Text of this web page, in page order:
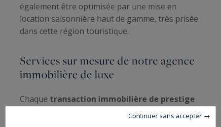
également être optimisée par une mise en
location saisonnière haut de gamme, très prisée
dans cette région touristique.
Services sur mesure de notre agence
immobilière de luxe
Chaque transaction immobilière de prestige
mérite une approche personnalisée. Notre
Continuer sans accepter